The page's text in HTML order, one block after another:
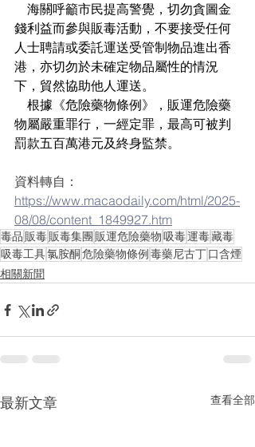
海關呼籲市民提高警覺，切勿貪圖金
錢利益而參與販毒活動，不要接受任何
人士聘請或委託運送受管制物品進出香
港，亦切勿於未確定物品屬性的情況
下，貿然協助他人運送。
根據《危險藥物條例》，販運危險藥
物屬嚴重罪行，一經定罪，最高可被判
罰款五百萬港元及終身監禁。
資料轉自：
https://www.macaodaily.com/html/2025-
08/08/content_1849927.htm
毒品販毒販毒集團販運危險藥物吸毒運毒藏毒
吸毒工具氯胺酮危險藥物條例毒藥尼古丁口含煙
相關新聞
最新文章 查看全部